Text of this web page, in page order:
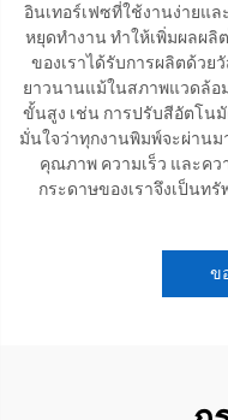
อินเทอร์เฟซที่ใช้งานง่ายแล
หยุดทำงาน ทำให้เพิ่มผลผลิ
ของเราได้รับการผลิตด้ว
ยาวนานแม้ในสภาพแวดล้อ
ขั้นสูง เช่น การปรับสีอัตโน
มั่นใจว่าทุกงานพิมพ์จะผ่าน
คุณภาพ ความเร็ว และคว
กระดาษของเราจึงเป็นท
ข